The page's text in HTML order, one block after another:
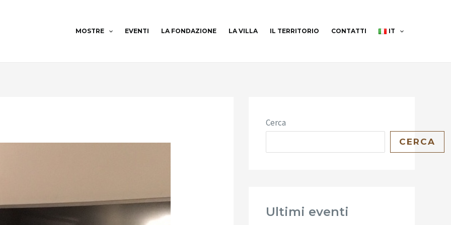
MOSTRE EVENTI LA FONDAZIONE LA VILLA IL TERRITORIO CONTATTI IT
Cerca
CERCA
Ultimi eventi